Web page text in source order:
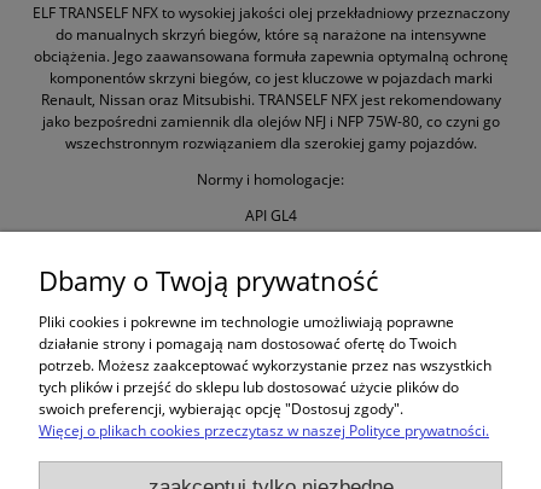
ELF TRANSELF NFX to wysokiej jakości olej przekładniowy przeznaczony
do manualnych skrzyń biegów, które są narażone na intensywne
obciążenia. Jego zaawansowana formuła zapewnia optymalną ochronę
komponentów skrzyni biegów, co jest kluczowe w pojazdach marki
Renault, Nissan oraz Mitsubishi. TRANSELF NFX jest rekomendowany
jako bezpośredni zamiennik dla olejów NFJ i NFP 75W-80, co czyni go
wszechstronnym rozwiązaniem dla szerokiej gamy pojazdów.
Normy i homologacje:
API GL4
OPAKOWANIE: 1 L
Zakupy
Dbamy o Twoją prywatność
Pliki cookies i pokrewne im technologie umożliwiają poprawne
działanie strony i pomagają nam dostosować ofertę do Twoich
potrzeb. Możesz zaakceptować wykorzystanie przez nas wszystkich
tych plików i przejść do sklepu lub dostosować użycie plików do
swoich preferencji, wybierając opcję "Dostosuj zgody".
Więcej o plikach cookies przeczytasz w naszej Polityce prywatności.